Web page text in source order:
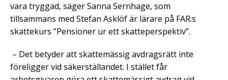
vara tryggad, säger Sanna Sernhage, som
tillsammans med Stefan Asklöf är lärare på FAR:s
skattekurs ”Pensioner ur ett skatteperspektiv”.
– Det betyder att skattemässig avdragsrätt inte
föreligger vid säkerställandet. I stället får